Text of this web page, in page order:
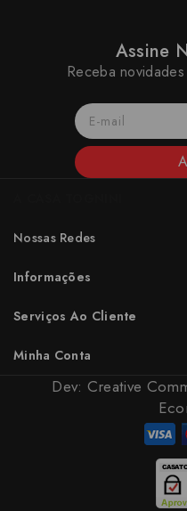
Assine
Receba
Nossas Redes
Informações
Serviços Ao Cliente
Minha Conta
Dev: Creative